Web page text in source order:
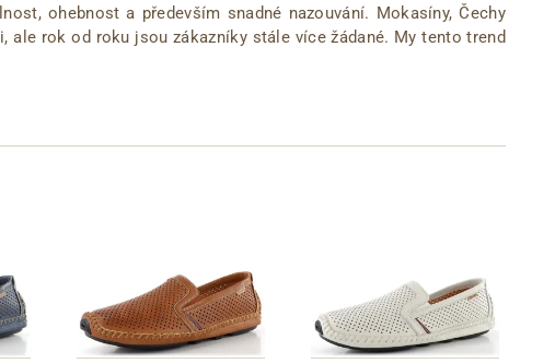
ohebnost a především snadné nazouvání. Mokasíny, Čechy
rok od roku jsou zákazníky stále více žádané. My tento trend